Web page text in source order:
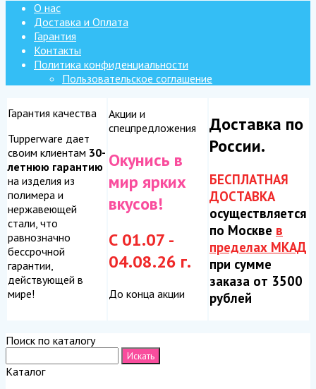
О нас
Доставка и Оплата
Гарантия
Контакты
Политика конфиденциальности
Пользовательское соглашение
Гарантия качества
Tupperware дает
своим клиентам 30-
летнюю гарантию
на изделия из
полимера и
нержавеющей
стали, что
равнозначно
бессрочной
гарантии,
действующей в
мире!
Акции и
спецпредложения
Окунись в
мир ярких
вкусов!
С 01.07 -
04.08.26 г.
До конца акции
Доставка по
России.
БЕСПЛАТНАЯ
ДОСТАВКА
осуществляется
по Москве в
пределах МКАД
при сумме
заказа от 3500
рублей
Поиск по каталогу
Каталог